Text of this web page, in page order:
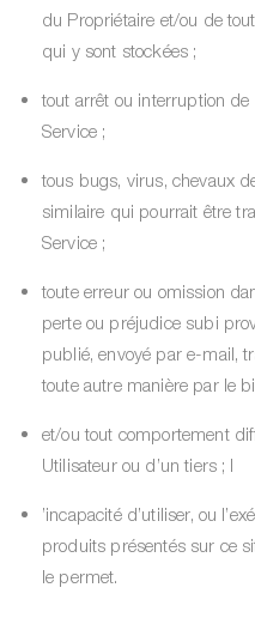
du Propriétaire et/ou de
qui y sont stockées ;
tout arrêt ou interruption
Service ;
tous bugs, virus, chevaux
similaire qui pourrait être
Service ;
toute erreur ou omission
perte ou préjudice subi
publié, envoyé par e-mail,
toute autre manière par le
et/ou tout comportement
Utilisateur ou d’un tiers ; l
’incapacité d’utiliser, ou
produits présentés sur ce
le permet.